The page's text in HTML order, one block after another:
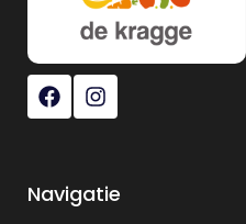
Navigatie